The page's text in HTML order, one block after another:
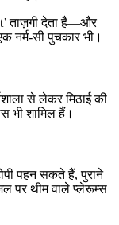
ताज़गी देता है—और
नर्म-सी पुचकार भी।
से लेकर मिठाई की
भी शामिल हैं।
पहन सकते हैं, पुराने
पर थीम वाले प्लेरूम्स